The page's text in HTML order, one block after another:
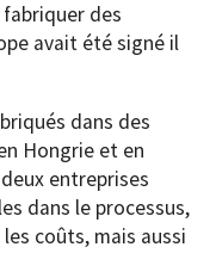
des
avait été signé il
dans des
Hongrie et en
entreprises
dans le processus,
coûts, mais aussi